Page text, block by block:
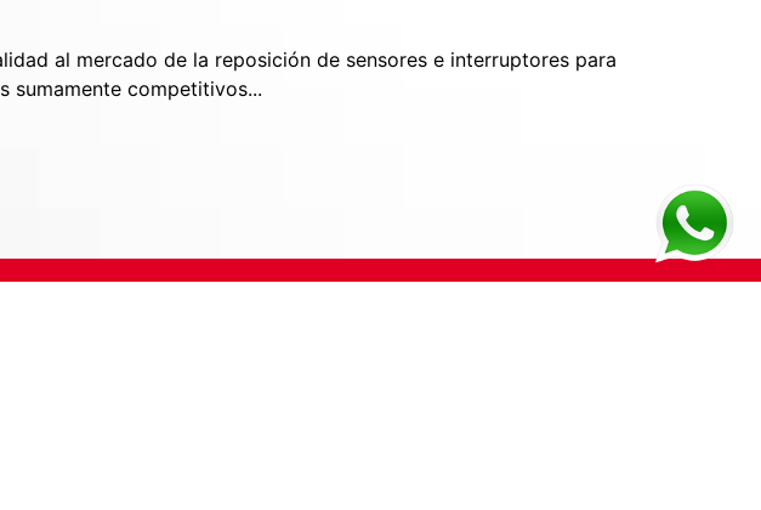
al mercado de la reposición de sensores e interruptores para
sumamente competitivos...